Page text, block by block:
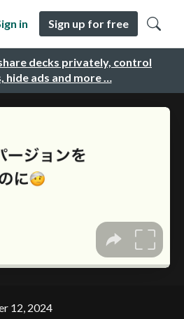
decks privately, control
hide ads and more …
in Sign up for free
12, 2024